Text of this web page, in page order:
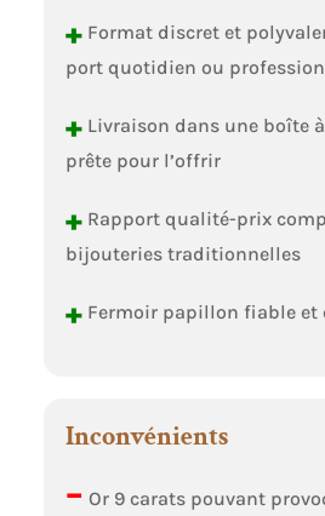
+Format discret et
port quotidien ou
+Livraison dans une boîte
prête pour l’offrir
+Rapport qualité-prix
bijouteries traditionnelles
+Fermoir papillon fiable et
Inconvénients
– Or 9 carats pouvant